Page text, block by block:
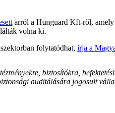
arról a Hunguard Kft-ről, amely
volna ki.
folytatódhat, írja a
biztosítókra,
auditálására jogosult